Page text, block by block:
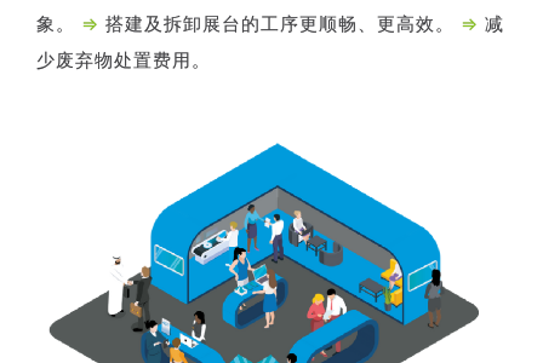
象。 ⇒ 搭建及拆卸展台的工序更顺畅、更高效。 ⇒ 减
少废弃物处置费用。